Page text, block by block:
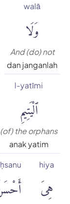
walā
وَلَا
And (do) not
dan janganlah
l-yatīmi
ٱلْيَتِيمِ
(of) the orphans
anak yatim
hiya
هِىَ